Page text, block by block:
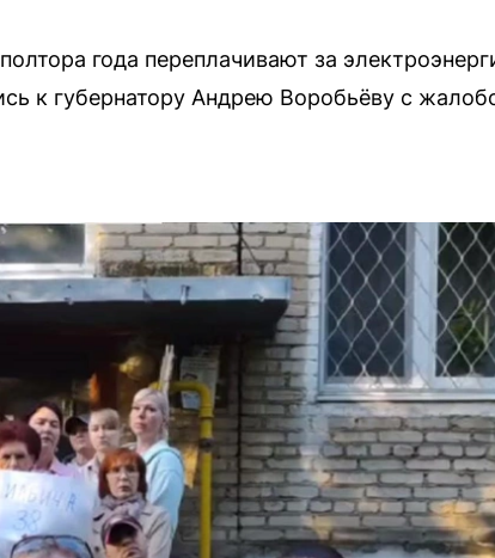
года переплачивают за
к губернатору Андрею Воробьёву с